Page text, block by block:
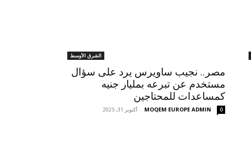
الشرق الأوسط
مصر.. نجيب ساويرس يرد على سؤال
مستخدم عن تبرعه بمليار جنيه
كمساعدات للمحتاجين
MOQEM EUROPE ADMIN
- أكتوبر 31, 2025 0